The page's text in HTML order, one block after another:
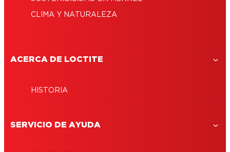
CLIMA Y NATURALEZA
ACERCA DE LOCTITE
HISTORIA
SERVICIO DE AYUDA